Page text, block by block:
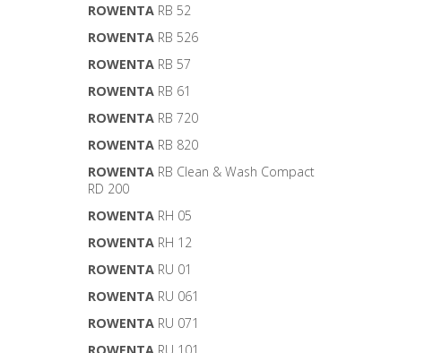
ROWENTA RB 52
ROWENTA RB 526
ROWENTA RB 57
ROWENTA RB 61
ROWENTA RB 720
ROWENTA RB 820
ROWENTA RB Clean & Wash Compact
RD 200
ROWENTA RH 05
ROWENTA RH 12
ROWENTA RU 01
ROWENTA RU 061
ROWENTA RU 071